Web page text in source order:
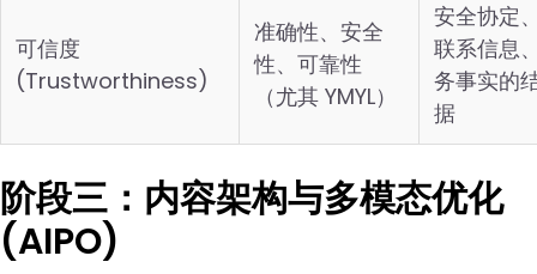
可信度
(Trustworthiness)
准确性、安全
性、可靠性
（尤其 YMYL）
安全协定
联系信息
务事实的
据
阶段三：内容架构与多模态优化
(AIPO)